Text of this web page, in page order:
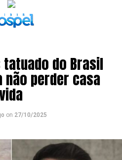
tatuado do Brasil
não perder casa
on 27/10/2025